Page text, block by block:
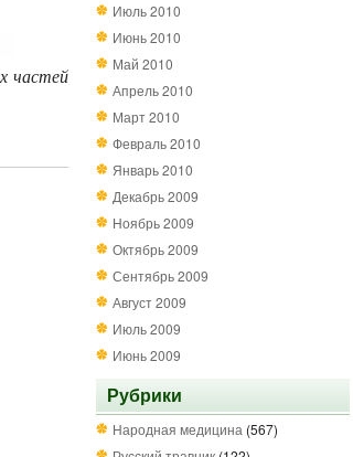
частей
Июль 2010
Июнь 2010
Май 2010
Апрель 2010
Март 2010
Февраль 2010
Январь 2010
Декабрь 2009
Ноябрь 2009
Октябрь 2009
Сентябрь 2009
Август 2009
Июль 2009
Июнь 2009
Рубрики
Народная медицина (567)